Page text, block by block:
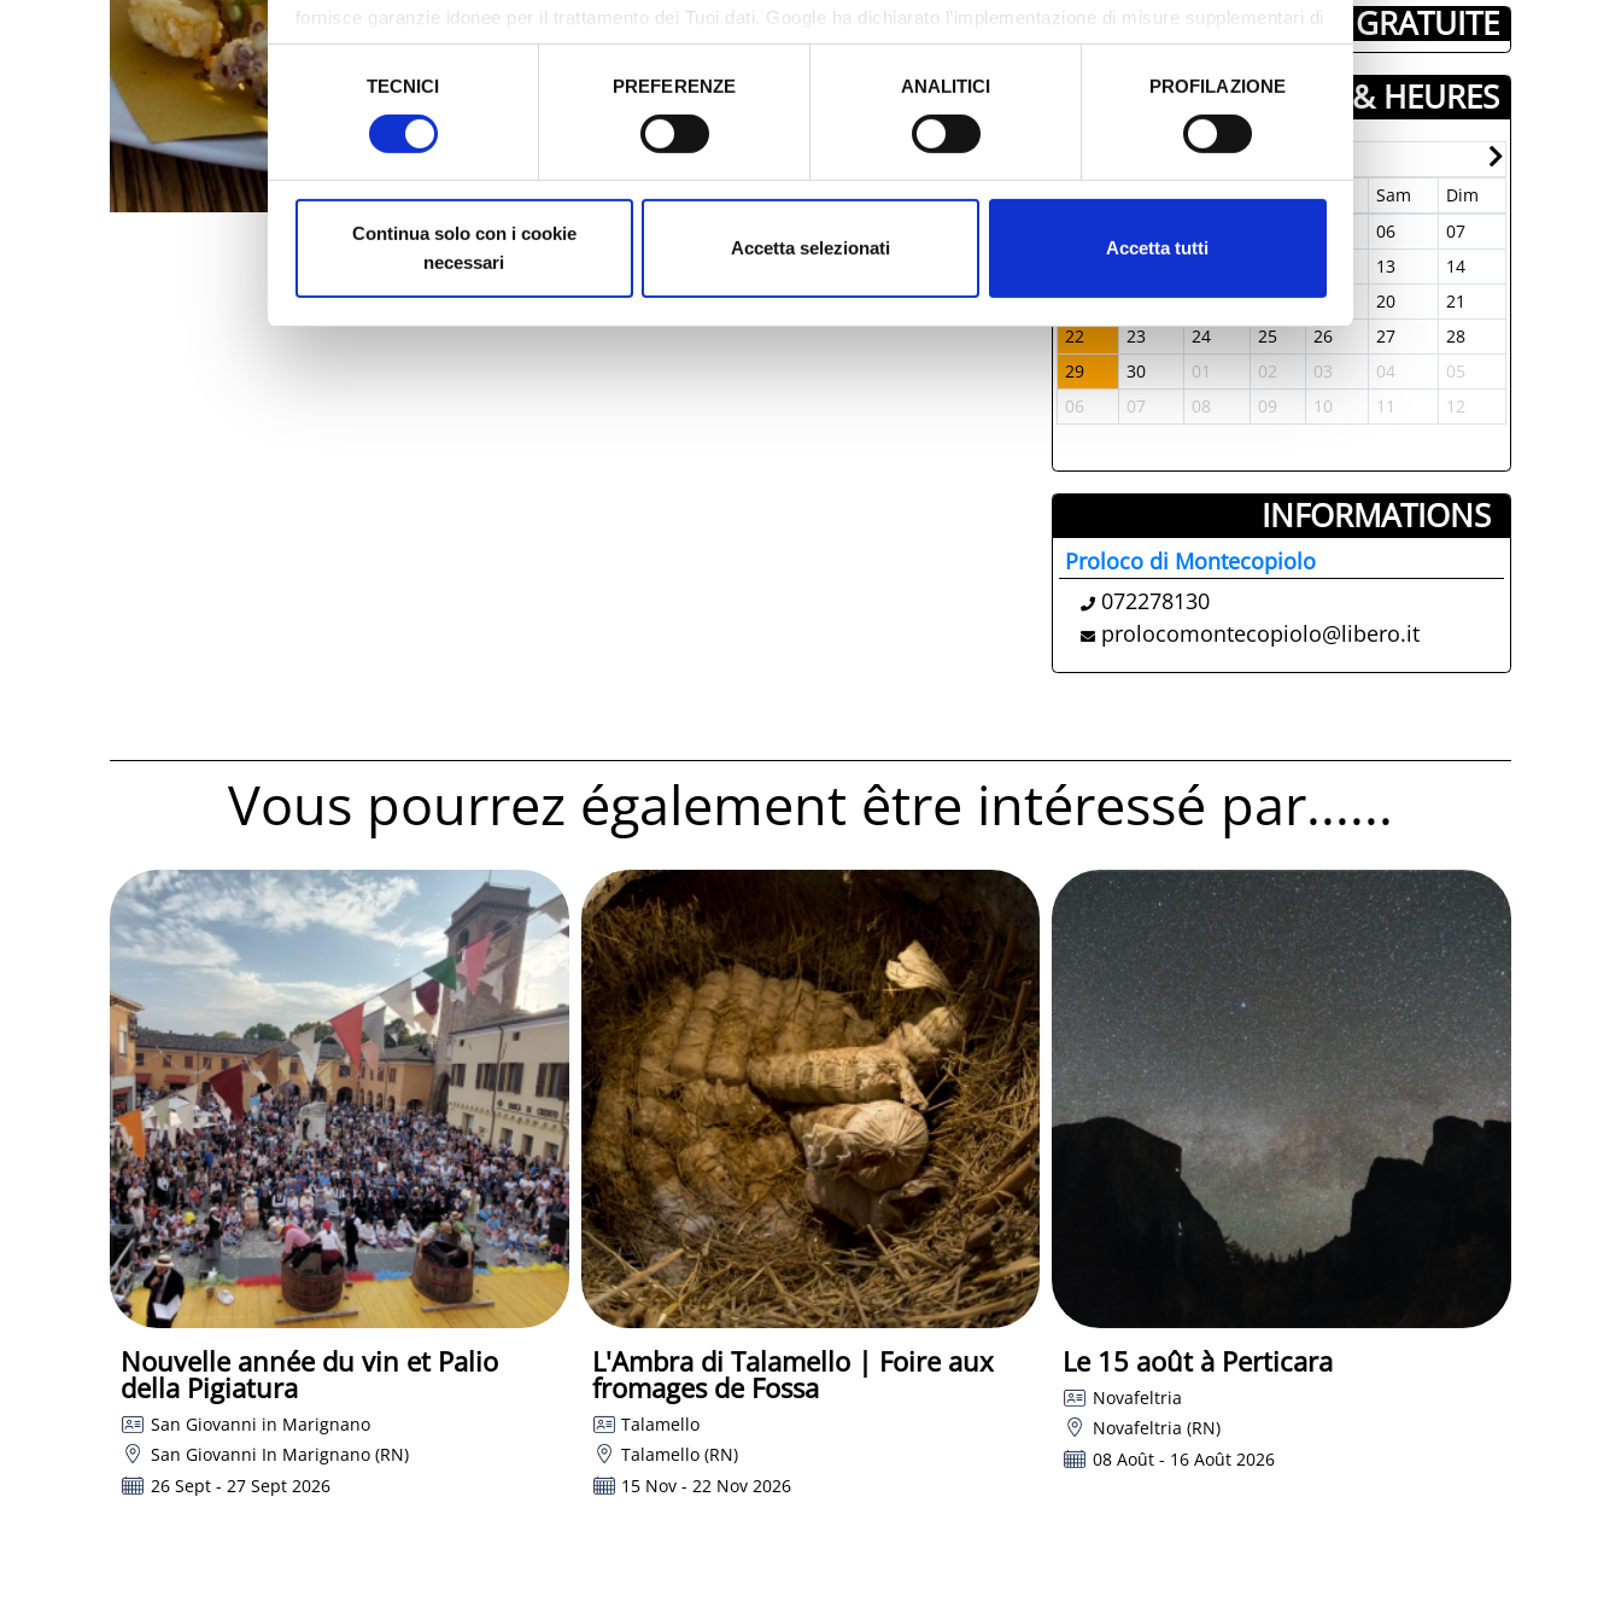
fornisce garanzie idonee per il trattamento dei Tuoi dati. Google ha dichiarato l’implementazione di misure supplementari di
sicurezza a Tutela dei navigatori, che abbiamo valutato essere sufficienti.
Selezione
del
consenso
TECNICI PREFERENZE ANALITICI PROFILAZIONE
Continua solo con i cookie
necessari
Accetta selezionati Accetta tutti
­ GRATUITE
JOURS & HEURES
Septembre-2025
Lun
Mar Mer Jeu Ven Sam
Dim
06
07
13
14
15
16 17 18 19 20
21
22
23 24 25 26 27
28
29
30 01 02 03 04
05
06
07 08 09 10 11 12
INFORMATIONS ­
Proloco di Montecopiolo
072278130
prolocomontecopiolo@libero.it
Vous pourrez également être intéressé par......
Nouvelle année du vin et Palio
della Pigiatura
San Giovanni in Marignano
San Giovanni In Marignano (RN)
26 Sept - 27 Sept 2026
L'Ambra di Talamello | Foire aux
fromages de Fossa
Talamello
Talamello (RN)
15 Nov - 22 Nov 2026
Le 15 août à Perticara
Novafeltria
Novafeltria (RN)
08 Août - 16 Août 2026